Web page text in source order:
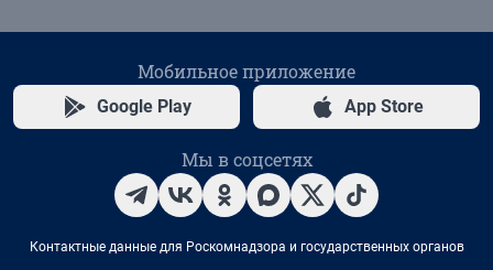
Мобильное приложение
Google Play App Store
Мы в соцсетях
Контактные данные для Роскомнадзора и государственных органов